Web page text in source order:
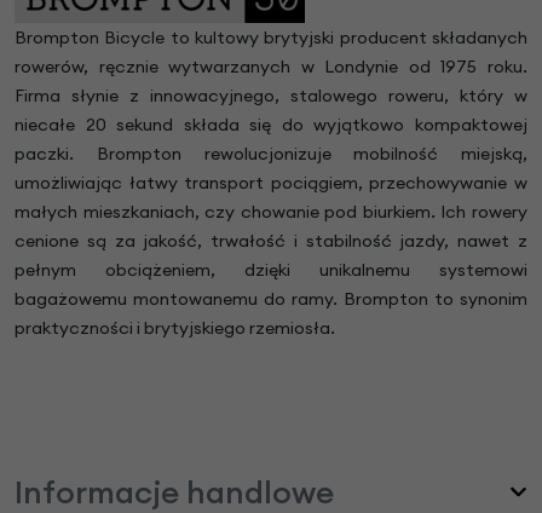
Brompton Bicycle to kultowy brytyjski producent składanych
rowerów, ręcznie wytwarzanych w Londynie od 1975 roku.
Firma słynie z innowacyjnego, stalowego roweru, który w
niecałe 20 sekund składa się do wyjątkowo kompaktowej
paczki. Brompton rewolucjonizuje mobilność miejską,
umożliwiając łatwy transport pociągiem, przechowywanie w
małych mieszkaniach, czy chowanie pod biurkiem. Ich rowery
cenione są za jakość, trwałość i stabilność jazdy, nawet z
pełnym obciążeniem, dzięki unikalnemu systemowi
bagażowemu montowanemu do ramy. Brompton to synonim
praktyczności i brytyjskiego rzemiosła.
Informacje handlowe